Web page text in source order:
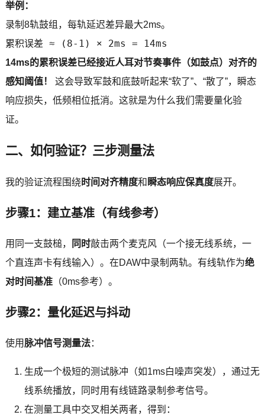
举例：
录制8轨鼓组，每轨延迟差异最大2ms。
累积误差 ≈ (8-1) × 2ms = 14ms
14ms的累积误差已经接近人耳对节奏事件（如鼓点）对齐的
感知阈值！
这会导致军鼓和底鼓听起来“软了”、“散了”，瞬态
响应损失，低频相位抵消。这就是为什么我们需要量化验
证。
二、如何验证？三步测量法
我的验证流程围绕 时间对齐精度和 瞬态响应保真度展开。
步骤1：建立基准（有线参考）
用同一支鼓槌， 同时敲击两个麦克风（一个接无线系统，一
个直连声卡有线输入）。在DAW中录制两轨。有线轨作为绝
对时间基准（0ms参考）。
步骤2：量化延迟与抖动
使用 脉冲信号测量法：
生成一个极短的测试脉冲（如1ms白噪声突发），通过无
线系统播放，同时用有线链路录制参考信号。
在测量工具中交叉相关两者，得到：